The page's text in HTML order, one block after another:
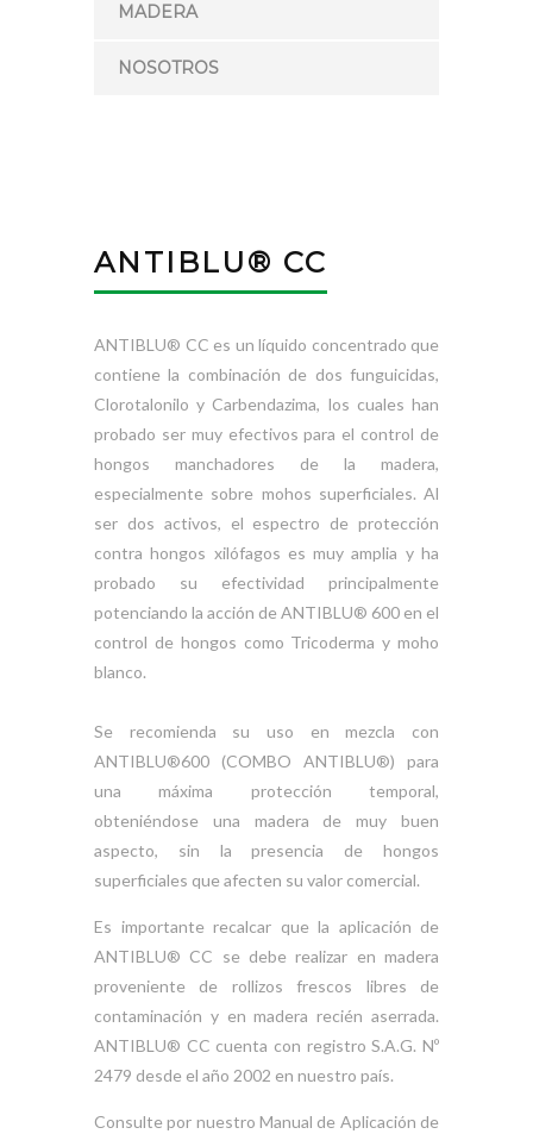
MADERA
NOSOTROS
ANTIBLU® CC
ANTIBLU® CC es un líquido concentrado que
contiene la combinación de dos funguicidas,
Clorotalonilo y Carbendazima, los cuales han
probado ser muy efectivos para el control de
hongos manchadores de la madera,
especialmente sobre mohos superficiales. Al
ser dos activos, el espectro de protección
contra hongos xilófagos es muy amplia y ha
probado su efectividad principalmente
potenciando la acción de ANTIBLU® 600 en el
control de hongos como Tricoderma y moho
blanco.
Se recomienda su uso en mezcla con
ANTIBLU®600 (COMBO ANTIBLU®) para
una máxima protección temporal,
obteniéndose una madera de muy buen
aspecto, sin la presencia de hongos
superficiales que afecten su valor comercial.
Es importante recalcar que la aplicación de
ANTIBLU® CC se debe realizar en madera
proveniente de rollizos frescos libres de
contaminación y en madera recién aserrada.
ANTIBLU® CC cuenta con registro S.A.G. Nº
2479 desde el año 2002 en nuestro país.
Consulte por nuestro Manual de Aplicación de